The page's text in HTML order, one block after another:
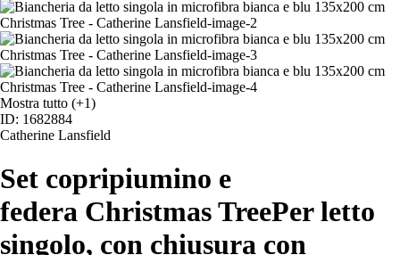
Mostra tutto (+1)
ID: 1682884
Catherine Lansfield
Set copripiumino e
federa Christmas TreePer letto
singolo, con chiusura con